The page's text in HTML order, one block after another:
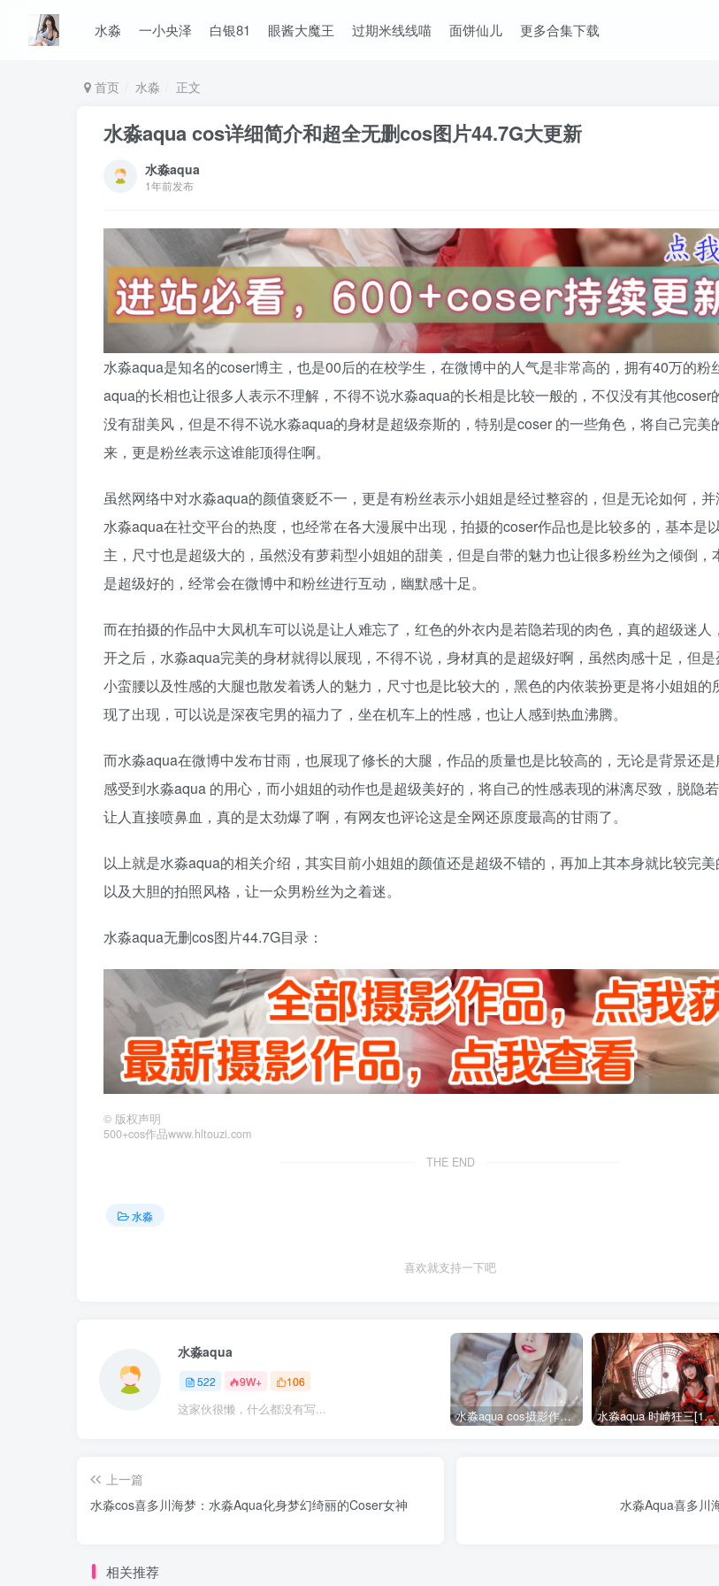
水淼 一小央泽 白银81 眼酱大魔王 过期米线线喵 面饼仙儿 更多合集下载
首页 水淼 正文
水淼aqua cos详细简介和超全无删cos图片44.7G大更新
水淼aqua
1年前发布
水淼aqua是知名的coser博主，也是00后的在校学生，在微博中的人气是非常高的，拥有40万的粉
aqua的长相也让很多人表示不理解，不得不说水淼aqua的长相是比较一般的，不仅没有其他coser
没有甜美风，但是不得不说水淼aqua的身材是超级奈斯的，特别是coser 的一些角色，将自己完美
来，更是粉丝表示这谁能顶得住啊。
虽然网络中对水淼aqua的颜值褒贬不一，更是有粉丝表示小姐姐是经过整容的，但是无论如何，
水淼aqua在社交平台的热度，也经常在各大漫展中出现，拍摄的coser作品也是比较多的，基本是
主，尺寸也是超级大的，虽然没有萝莉型小姐姐的甜美，但是自带的魅力也让很多粉丝为之倾倒，
是超级好的，经常会在微博中和粉丝进行互动，幽默感十足。
而在拍摄的作品中大凤机车可以说是让人难忘了，红色的外衣内是若隐若现的肉色，真的超级迷人
开之后，水淼aqua完美的身材就得以展现，不得不说，身材真的是超级好啊，虽然肉感十足，但
小蛮腰以及性感的大腿也散发着诱人的魅力，尺寸也是比较大的，黑色的内依装扮更是将小姐姐的
现了出现，可以说是深夜宅男的福力了，坐在机车上的性感，也让人感到热血沸腾。
而水淼aqua在微博中发布甘雨，也展现了修长的大腿，作品的质量也是比较高的，无论是背景还
感受到水淼aqua 的用心，而小姐姐的动作也是超级美好的，将自己的性感表现的淋漓尽致，脱隐
让人直接喷鼻血，真的是太劲爆了啊，有网友也评论这是全网还原度最高的甘雨了。
以上就是水淼aqua的相关介绍，其实目前小姐姐的颜值还是超级不错的，再加上其本身就比较完
以及大胆的拍照风格，让一众男粉丝为之着迷。
水淼aqua无删cos图片44.7G目录：
© 版权声明
500+cos作品www.hltouzi.com
THE END
水淼
喜欢就支持一下吧
水淼aqua
522 9W+ 106
这家伙很懒，什么都没有写... 水淼aqua cos摄影作品合集155套 水淼aqua 时崎狂三[109P-128MB]
上一篇
水淼cos喜多川海梦：水淼Aqua化身梦幻绮丽的Coser女神
水淼Aqua喜多川
相关推荐